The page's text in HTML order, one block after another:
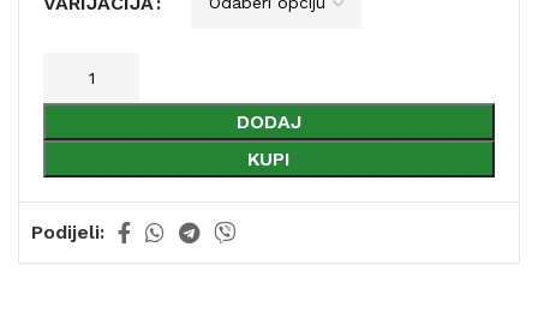
DODAJ
KUPI
Podijeli: